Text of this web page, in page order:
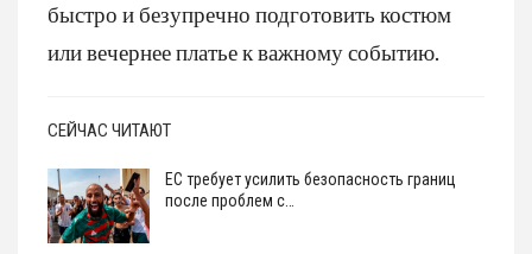
быстро и безупречно подготовить костюм
или вечернее платье к важному событию.
СЕЙЧАС ЧИТАЮТ
ЕС требует усилить безопасность границ
после проблем с…